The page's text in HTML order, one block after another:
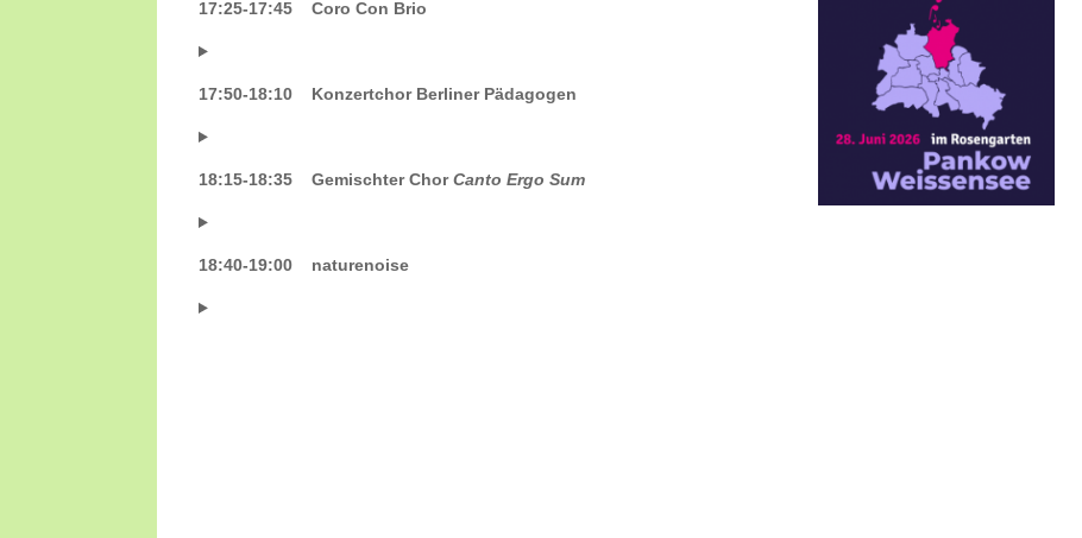
17:25-17:45 Coro Con Brio
17:50-18:10 Konzertchor Berliner Pädagogen
18:15-18:35 Gemischter ChorCanto Ergo Sum
18:40-19:00 naturenoise